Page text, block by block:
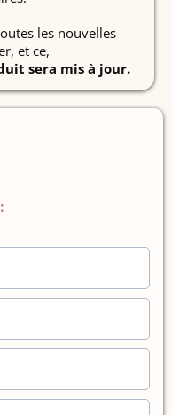
les nouvelles
et ce,
sera mis à jour.